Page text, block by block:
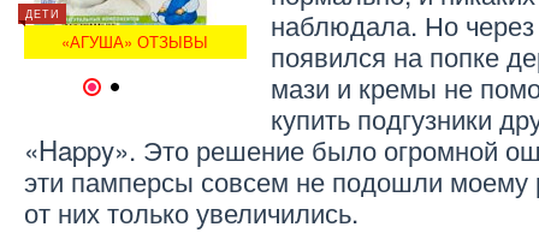
ДЕТИ
«АГУША» ОТЗЫВЫ
ПРИУЧЕНИЕ РЕБЕНКА К
ГОРШКУ
наблюдала. Но
появился на попке
мази и кремы не
купить подгузники
«Happy». Это решение было огромной
эти памперсы совсем не подошли моему
от них только увеличились.